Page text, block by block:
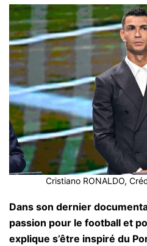
Cristiano RONALDO,
Dans son dernier
passion pour le football et
explique s’être inspiré du